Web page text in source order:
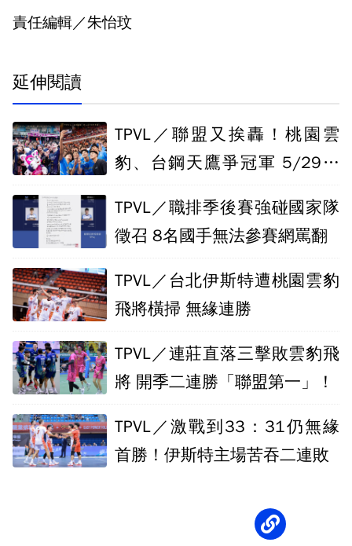
責任編輯／朱怡玟
延伸閱讀
TPVL／聯盟又挨轟！桃園雲
豹、台鋼天鷹爭冠軍 5/29起
TPVL／職排季後賽強碰國家隊
徵召 8名國手無法參賽網罵翻
TPVL／台北伊斯特遭桃園雲豹
飛將橫掃 無緣連勝
TPVL／連莊直落三擊敗雲豹飛
將 開季二連勝「聯盟第一」！
TPVL／激戰到33：31仍無緣
首勝！伊斯特主場苦吞二連敗